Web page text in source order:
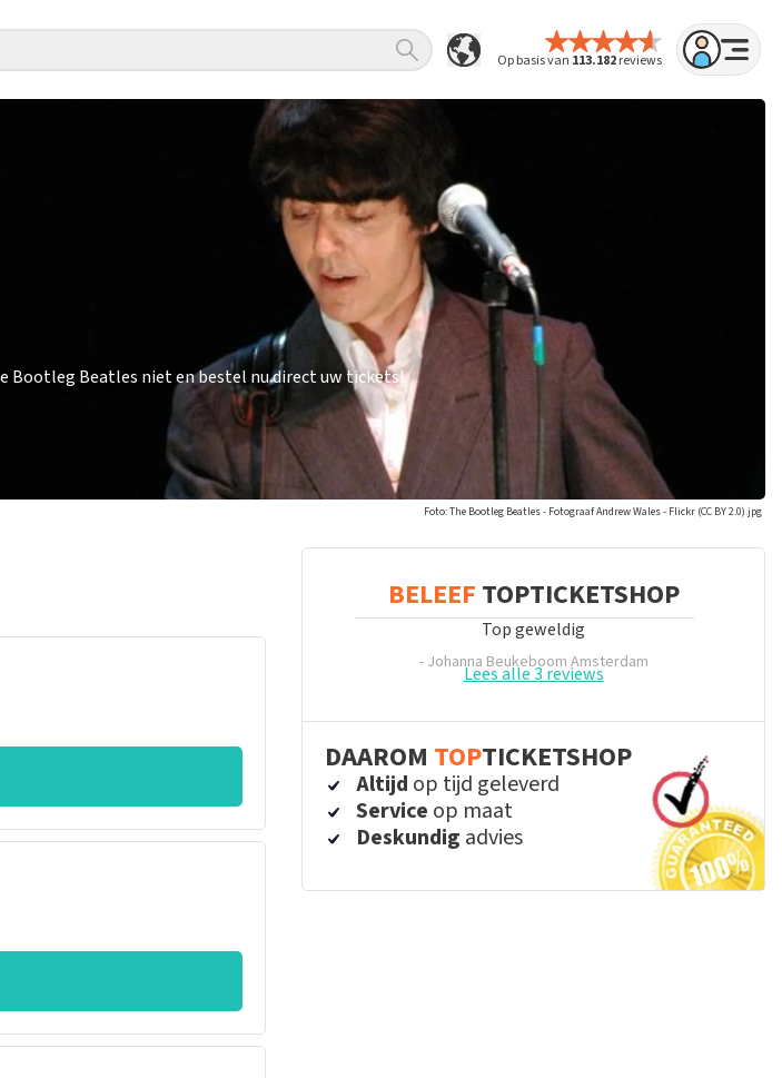
Op basis van 113.182reviews
Bootleg Beatles niet en bestel nu direct uw tickets!
Foto: The Bootleg Beatles - Fotograaf Andrew Wales - Flickr (CC BY 2.0).jpg
BELEEF TOPTICKETSHOP
Top geweldig
- Johanna Beukeboom Amsterdam
Lees alle 3 reviews
DAAROM TOPTICKETSHOP
Altijd op tijd geleverd
Service op maat
Deskundig advies